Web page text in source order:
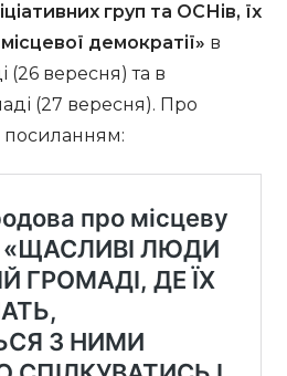
груп та ОСНів, їх
демократії» в
(26 вересня) та в
(27 вересня). Про
посиланням: